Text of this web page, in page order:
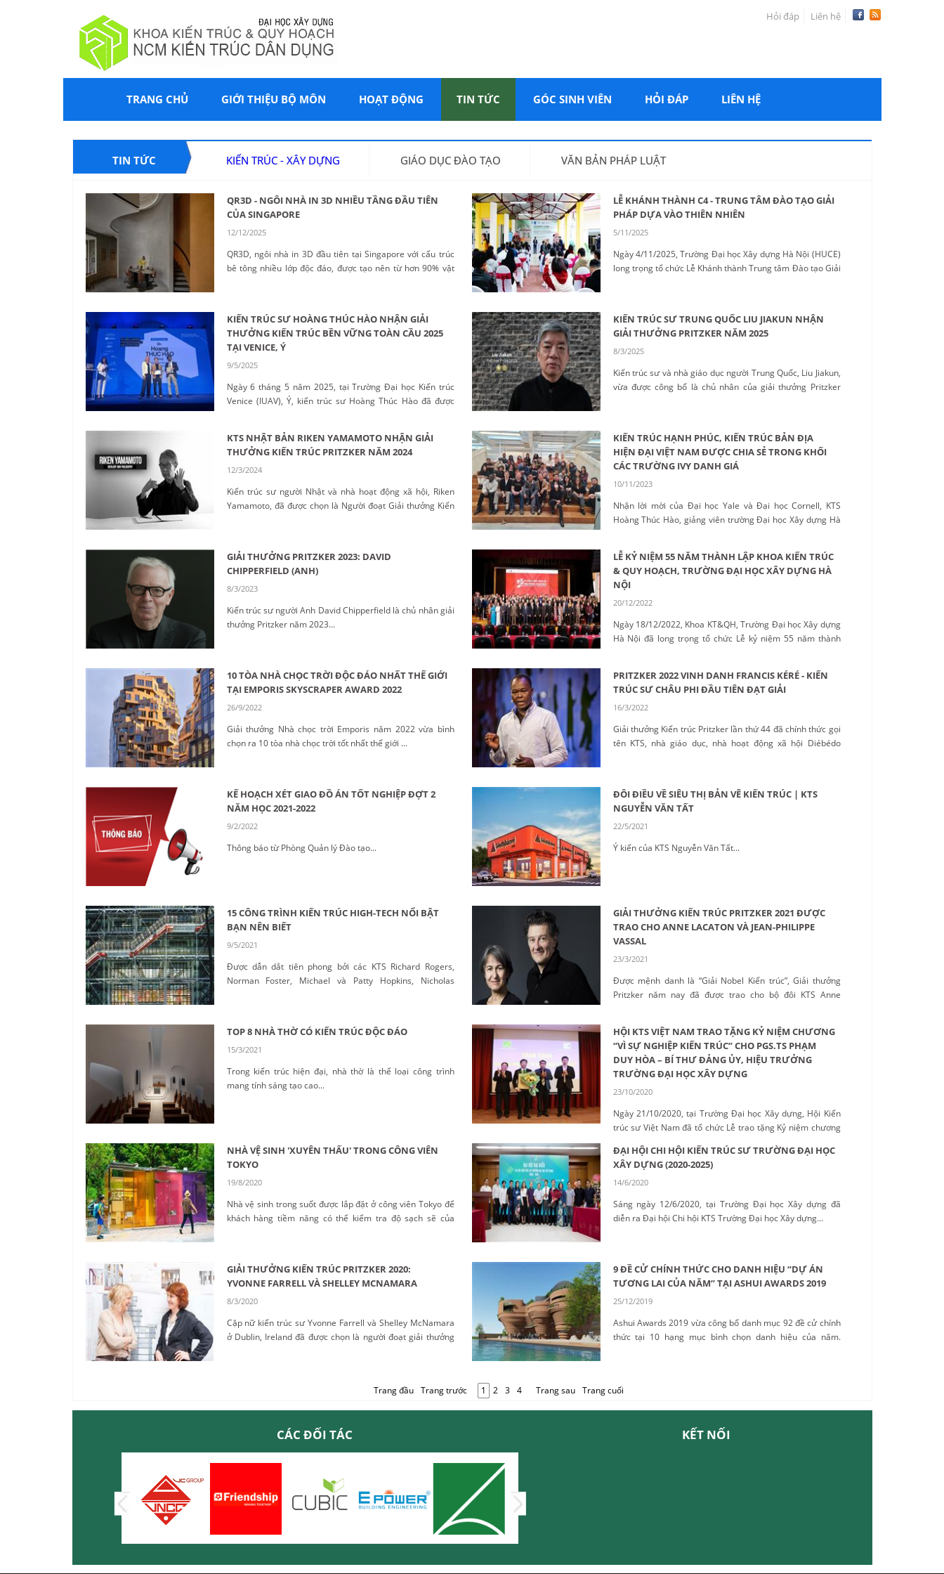
Hỏi đáp Liên hệ
TRANG CHỦ GIỚI THIỆU BỘ MÔN HOẠT ĐỘNG TIN TỨC GÓC SINH VIÊN HỎI ĐÁP LIÊN HỆ
TIN TỨC KIẾN TRÚC - XÂY DỰNG GIÁO DỤC ĐÀO TẠO VĂN BẢN PHÁP LUẬT
QR3D - NGÔI NHÀ IN 3D NHIỀU TẦNG ĐẦU TIÊN
CỦA SINGAPORE
12/12/2025
QR3D, ngôi nhà in 3D đầu tiên tại Singapore với cấu trúc
bê tông nhiều lớp độc đáo, được tạo nên từ hơn 90% vật
LỄ KHÁNH THÀNH C4 - TRUNG TÂM ĐÀO TẠO GIẢI
PHÁP DỰA VÀO THIÊN NHIÊN
5/11/2025
Ngày 4/11/2025, Trường Đại học Xây dựng Hà Nội (HUCE)
long trọng tổ chức Lễ Khánh thành Trung tâm Đào tạo Giải
KIẾN TRÚC SƯ HOÀNG THÚC HÀO NHẬN GIẢI
THƯỞNG KIẾN TRÚC BỀN VỮNG TOÀN CẦU 2025
TẠI VENICE, Ý
9/5/2025
Ngày 6 tháng 5 năm 2025, tại Trường Đại học Kiến trúc
Venice (IUAV), Ý, kiến trúc sư Hoàng Thúc Hào đã được
KIẾN TRÚC SƯ TRUNG QUỐC LIU JIAKUN NHẬN
GIẢI THƯỞNG PRITZKER NĂM 2025
8/3/2025
Kiến trúc sư và nhà giáo dục người Trung Quốc, Liu Jiakun,
vừa được công bố là chủ nhân của giải thưởng Pritzker
KTS NHẬT BẢN RIKEN YAMAMOTO NHẬN GIẢI
THƯỞNG KIẾN TRÚC PRITZKER NĂM 2024
12/3/2024
Kiến trúc sư người Nhật và nhà hoạt động xã hội, Riken
Yamamoto, đã được chọn là Người đoạt Giải thưởng Kiến
KIẾN TRÚC HẠNH PHÚC, KIẾN TRÚC BẢN ĐỊA
HIỆN ĐẠI VIỆT NAM ĐƯỢC CHIA SẺ TRONG KHỐI
CÁC TRƯỜNG IVY DANH GIÁ
10/11/2023
Nhận lời mời của Đại học Yale và Đại học Cornell, KTS
Hoàng Thúc Hào, giảng viên trường Đại học Xây dựng Hà
phúc và kiến trúc bản địa hiện đại. ...
GIẢI THƯỞNG PRITZKER 2023: DAVID
CHIPPERFIELD (ANH)
8/3/2023
Kiến trúc sư người Anh David Chipperfield là chủ nhân giải
thưởng Pritzker năm 2023...
LỄ KỶ NIỆM 55 NĂM THÀNH LẬP KHOA KIẾN TRÚC
& QUY HOẠCH, TRƯỜNG ĐẠI HỌC XÂY DỰNG HÀ
NỘI
20/12/2022
Ngày 18/12/2022, Khoa KT&QH, Trường Đại học Xây dựng
Hà Nội đã long trọng tổ chức Lễ kỷ niệm 55 năm thành
10 TÒA NHÀ CHỌC TRỜI ĐỘC ĐÁO NHẤT THẾ GIỚI
TẠI EMPORIS SKYSCRAPER AWARD 2022
26/9/2022
Giải thưởng Nhà chọc trời Emporis năm 2022 vừa bình
chọn ra 10 tòa nhà chọc trời tốt nhất thế giới ...
PRITZKER 2022 VINH DANH FRANCIS KÉRÉ - KIẾN
TRÚC SƯ CHÂU PHI ĐẦU TIÊN ĐẠT GIẢI
16/3/2022
Giải thưởng Kiến trúc Pritzker lần thứ 44 đã chính thức gọi
tên KTS, nhà giáo dục, nhà hoạt động xã hội Diébédo
KẾ HOẠCH XÉT GIAO ĐỒ ÁN TỐT NGHIỆP ĐỢT 2
NĂM HỌC 2021-2022
9/2/2022
Thông báo từ Phòng Quản lý Đào tạo...
ĐÔI ĐIỀU VỀ SIÊU THỊ BẢN VẼ KIẾN TRÚC | KTS
NGUYỄN VĂN TẤT
22/5/2021
Ý kiến của KTS Nguyễn Văn Tất...
15 CÔNG TRÌNH KIẾN TRÚC HIGH-TECH NỔI BẬT
BẠN NÊN BIẾT
9/5/2021
Được dẫn dắt tiên phong bởi các KTS Richard Rogers,
Norman Foster, Michael và Patty Hopkins, Nicholas
GIẢI THƯỞNG KIẾN TRÚC PRITZKER 2021 ĐƯỢC
TRAO CHO ANNE LACATON VÀ JEAN-PHILIPPE
VASSAL
23/3/2021
Được mệnh danh là “Giải Nobel Kiến trúc”, Giải thưởng
Pritzker năm nay đã được trao cho bộ đôi KTS Anne
thiện môi trường và giá cả phải chăng....
TOP 8 NHÀ THỜ CÓ KIẾN TRÚC ĐỘC ĐÁO
15/3/2021
Trong kiến trúc hiện đại, nhà thờ là thể loại công trình
mang tính sáng tạo cao...
HỘI KTS VIỆT NAM TRAO TẶNG KỶ NIỆM CHƯƠNG
“VÌ SỰ NGHIỆP KIẾN TRÚC” CHO PGS.TS PHẠM
DUY HÒA – BÍ THƯ ĐẢNG ỦY, HIỆU TRƯỞNG
TRƯỜNG ĐẠI HỌC XÂY DỰNG
23/10/2020
Ngày 21/10/2020, tại Trường Đại học Xây dựng, Hội Kiến
trúc sư Việt Nam đã tổ chức Lễ trao tặng Kỷ niệm chương
thư Đảng ủy, Hiệu trưởng Trường Đại học Xây dựng vì
những đóng góp cho sự nghiệp phát triển ngành Kiến
trúc....
NHÀ VỆ SINH 'XUYÊN THẤU' TRONG CÔNG VIÊN
TOKYO
19/8/2020
Nhà vệ sinh trong suốt được lắp đặt ở công viên Tokyo để
khách hàng tiềm năng có thể kiểm tra độ sạch sẽ của
ĐẠI HỘI CHI HỘI KIẾN TRÚC SƯ TRƯỜNG ĐẠI HỌC
XÂY DỰNG (2020-2025)
14/6/2020
Sáng ngày 12/6/2020, tại Trường Đại học Xây dựng đã
diễn ra Đại hội Chi hội KTS Trường Đại học Xây dựng...
GIẢI THƯỞNG KIẾN TRÚC PRITZKER 2020:
YVONNE FARRELL VÀ SHELLEY MCNAMARA
8/3/2020
Cặp nữ kiến trúc sư Yvonne Farrell và Shelley McNamara
ở Dublin, Ireland đã được chọn là người đoạt giải thưởng
9 ĐỀ CỬ CHÍNH THỨC CHO DANH HIỆU “DỰ ÁN
TƯƠNG LAI CỦA NĂM” TẠI ASHUI AWARDS 2019
25/12/2019
Ashui Awards 2019 vừa công bố danh mục 92 đề cử chính
thức tại 10 hạng mục bình chọn danh hiệu của năm.
Trang đầu
Trang trước 1 2 3 4 Trang sau Trang cuối
CÁC ĐỐI TÁC KẾT NỐI